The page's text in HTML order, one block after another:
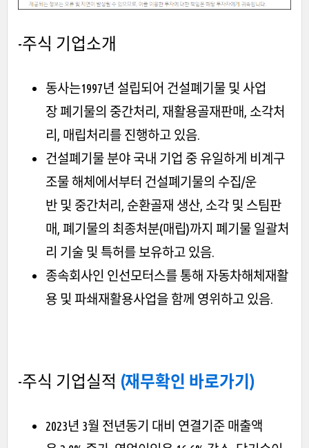
-주식 기업소개
동사는1997년 설립되어 건설폐기물 및 사업
장 폐기물의 중간처리, 재활용골재판매, 소각처
리, 매립처리를 진행하고 있음.
건설폐기물 분야 국내 기업 중 유일하게 비계구
조물 해체에서부터 건설폐기물의 수집/운
반 및 중간처리, 순환골재 생산, 소각 및 스팀판
매, 폐기물의 최종처분(매립)까지 폐기물 일괄처
리 기술 및 특허를 보유하고 있음.
종속회사인 인선모터스를 통해 자동차해체재활
용 및 파쇄재활용사업을 함께 영위하고 있음.
-주식 기업실적 (재무확인 바로가기)
2023년 3월 전년동기 대비 연결기준 매출액